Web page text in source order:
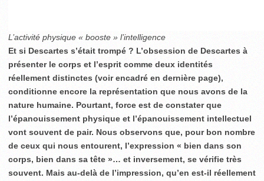
L’activité physique « booste » l’intelligence
Et si Descartes s’était trompé ? L’obsession de Descartes à
présenter le corps et l’esprit comme deux identités
réellement distinctes (voir encadré en dernière page),
conditionne encore la représentation que nous avons de la
nature humaine. Pourtant, force est de constater que
l’épanouissement physique et l’épanouissement intellectuel
vont souvent de pair. Nous observons que, pour bon nombre
de ceux qui nous entourent, l’expression « bien dans son
corps, bien dans sa tête »… et inversement, se vérifie très
souvent. Mais au-delà de l’impression, qu’en est-il réellement